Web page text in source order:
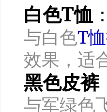
白色T恤：
与白色T
效果，适
黑色皮裤
与军绿色